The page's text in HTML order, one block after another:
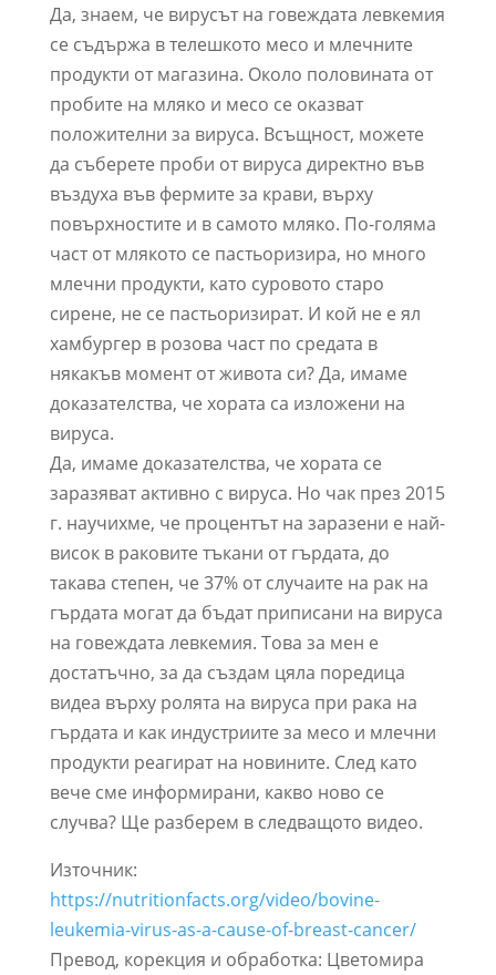
Да, знаем, че вирусът на говеждата левкемия
се съдържа в телешкото месо и млечните
продукти от магазина. Около половината от
пробите на мляко и месо се оказват
положителни за вируса. Всъщност, можете
да съберете проби от вируса директно във
въздуха във фермите за крави, върху
повърхностите и в самото мляко. По-голяма
част от млякото се пастьоризира, но много
млечни продукти, като суровото старо
сирене, не се пастьоризират. И кой не е ял
хамбургер в розова част по средата в
някакъв момент от живота си? Да, имаме
доказателства, че хората са изложени на
вируса.
Да, имаме доказателства, че хората се
заразяват активно с вируса. Но чак през 2015
г. научихме, че процентът на заразени е най-
висок в раковите тъкани от гърдата, до
такава степен, че 37% от случаите на рак на
гърдата могат да бъдат приписани на вируса
на говеждата левкемия. Това за мен е
достатъчно, за да създам цяла поредица
видеа върху ролята на вируса при рака на
гърдата и как индустриите за месо и млечни
продукти реагират на новините. След като
вече сме информирани, какво ново се
случва? Ще разберем в следващото видео.
Източник:
https://nutritionfacts.org/video/bovine-
leukemia-virus-as-a-cause-of-breast-cancer/
Превод, корекция и обработка: Цветомира